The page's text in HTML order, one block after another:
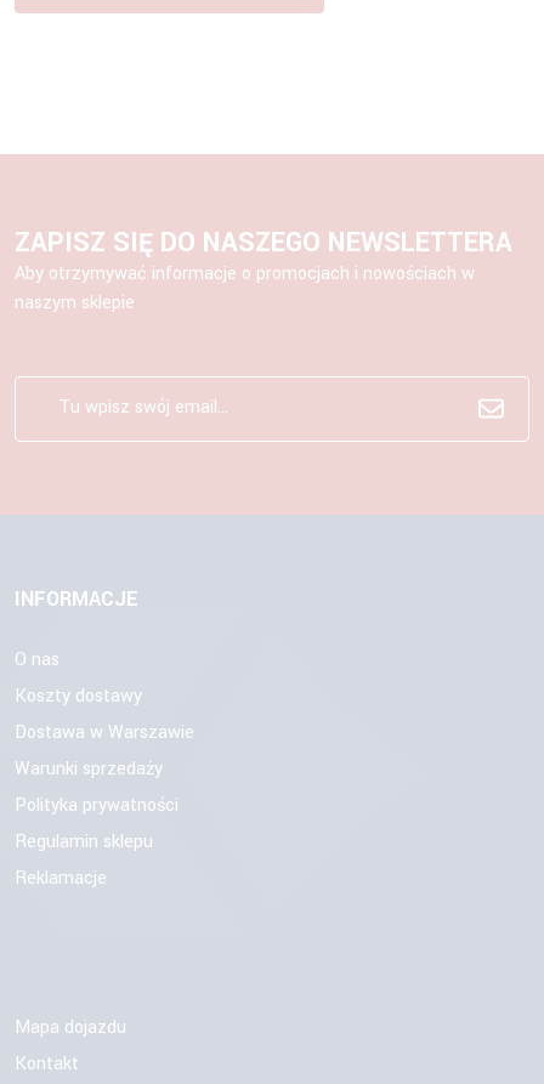
ZAPISZ SIĘ DO NASZEGO NEWSLETTERA
Aby otrzymywać informacje o promocjach i nowościach w
naszym sklepie
INFORMACJE
O nas
Koszty dostawy
Dostawa w Warszawie
Warunki sprzedaży
Polityka prywatności
Regulamin sklepu
Reklamacje
Mapa dojazdu
Kontakt